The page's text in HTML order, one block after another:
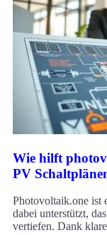
Wie hilft
PV
Photovoltaik.one ist
dabei unterstützt,
vertiefen. Dank